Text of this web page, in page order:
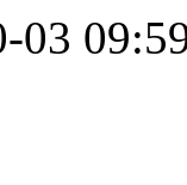
03